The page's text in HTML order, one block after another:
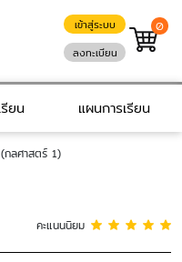
เข้าสู่ระบบ
ลงทะเบียน
0
ยน แผนการเรียน
ลศาสตร์ 1)
คะแนนนิยม